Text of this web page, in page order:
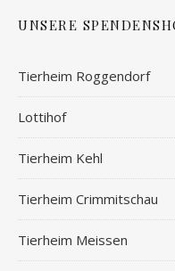
UNSERE
Tierheim Roggendorf
Lottihof
Tierheim Kehl
Tierheim Crimmitschau
Tierheim Meissen